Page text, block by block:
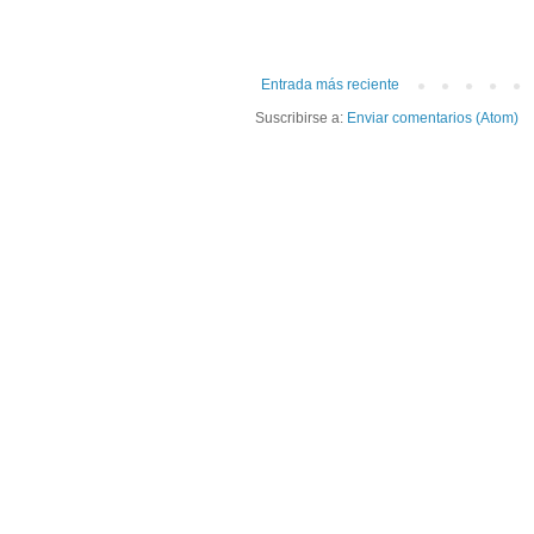
Entrada más reciente
Suscribirse a: Enviar comentarios (Atom)